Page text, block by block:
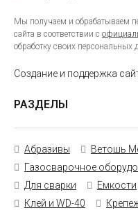
Мы получаем и обрабатываем
сайта в соответствии с
обработку своих
Создание и поддержка
РАЗДЕЛЫ
Абразивы
Ветошь
Газосварочное
Для сварки
Емкости
Клей и WD-40